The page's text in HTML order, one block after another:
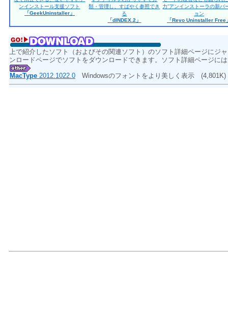
ンインストール支援ソフト
「GeekUninstaller」
類・管理し、すばやく参照でき
る
「dINDEX.2」
力”アンインストーラの新バ
ョン
「Revo Uninstaller Free
上で紹介したソフト（およびその関連ソフト）のソフト詳細ページにジ
ンロードページでソフトをダウンロードできます。ソフト詳細ページに
MacType 2012.1022.0 Windowsのフォントをより美しく表示 (4,801K)